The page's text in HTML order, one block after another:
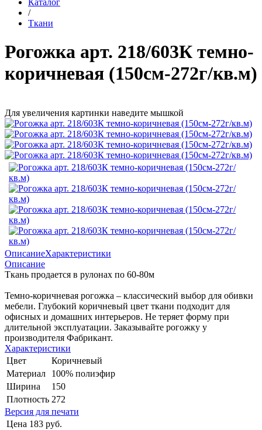
Каталог
/
Ткани
Рогожка арт. 218/603К темно-
коричневая (150см-272г/кв.м)
Для увеличения картинки наведите мышкой
ОписаниеХарактеристики
Описание
Ткань продается в рулонах по 60-80м
Темно-коричневая рогожка – классический выбор для обивки
мебели. Глубокий коричневый цвет ткани подходит для
офисных и домашних интерьеров. Не теряет форму при
длительной эксплуатации. Заказывайте рогожку у
производителя Фабрикант.
Характеристики
Цвет
Коричневый
Материал
100% полиэфир
Ширина
150
Плотность 272
Версия для печати
Цена 183 руб.